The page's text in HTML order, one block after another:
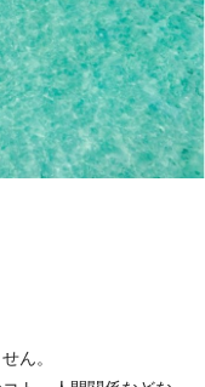
ん。